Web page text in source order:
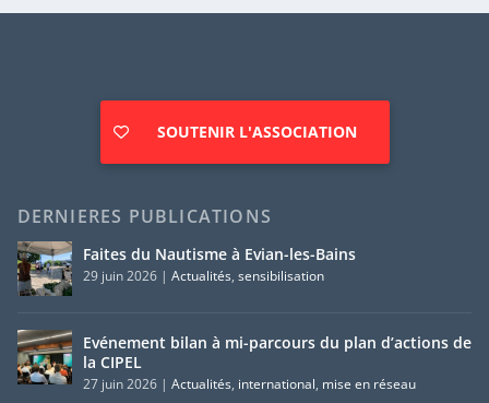
SOUTENIR L'ASSOCIATION
DERNIERES PUBLICATIONS
Faites du Nautisme à Evian-les-Bains
29 juin 2026| Actualités, sensibilisation
Evénement bilan à mi-parcours du plan d’actions de
la CIPEL
27 juin 2026| Actualités, international, mise en réseau